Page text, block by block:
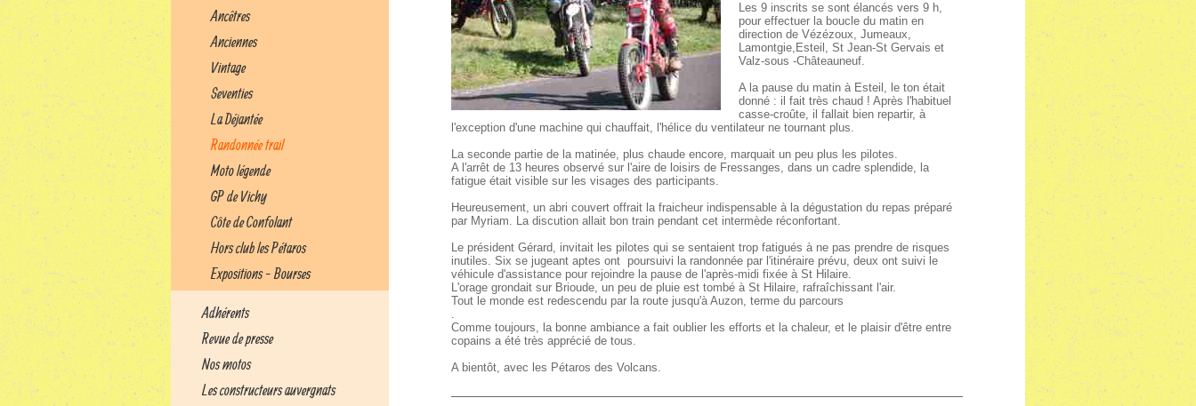
Ancêtres
Anciennes
Vintage
Seventies
La Déjantée
Randonnée trail
Moto légende
GP de Vichy
Côte de Confolant
Hors club les Pétaros
Expositions - Bourses
Adhérents
Revue de presse
Nos motos
Les constructeurs auvergnats
Les 9 inscrits se sont élancés vers 9 h,
pour effectuer la boucle du matin en
direction de Vézézoux, Jumeaux,
Lamontgie,Esteil, St Jean-St Gervais et
Valz-sous -Châteauneuf.
A la pause du matin à Esteil, le ton était
donné : il fait très chaud ! Après l'habituel
casse-croûte, il fallait bien repartir, à
l'exception d'une machine qui chauffait, l'hélice du ventilateur ne tournant plus.
La seconde partie de la matinée, plus chaude encore, marquait un peu plus les pilotes.
A l'arrêt de 13 heures observé sur l'aire de loisirs de Fressanges, dans un cadre splendide, la
fatigue était visible sur les visages des participants.
Heureusement, un abri couvert offrait la fraicheur indispensable à la dégustation du repas préparé
par Myriam. La discution allait bon train pendant cet intermède réconfortant.
Le président Gérard, invitait les pilotes qui se sentaient trop fatigués à ne pas prendre de risques
inutiles. Six se jugeant aptes ont poursuivi la randonnée par l'itinéraire prévu, deux ont suivi le
véhicule d'assistance pour rejoindre la pause de l'après-midi fixée à St Hilaire.
L'orage grondait sur Brioude, un peu de pluie est tombé à St Hilaire, rafraîchissant l'air.
Tout le monde est redescendu par la route jusqu'à Auzon, terme du parcours
.
Comme toujours, la bonne ambiance a fait oublier les efforts et la chaleur, et le plaisir d'être entre
copains a été très apprécié de tous.
A bientôt, avec les Pétaros des Volcans.